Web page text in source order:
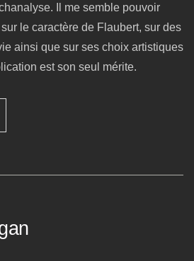
Il me semble pouvoir
le caractère de Flaubert, sur des
ainsi que sur ses choix artistiques
est son seul mérite.